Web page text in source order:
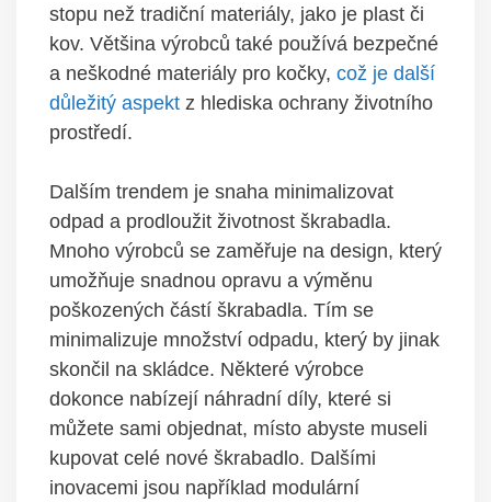
stopu než tradiční materiály, jako je plast či
kov. Většina výrobců také používá bezpečné
a neškodné materiály pro kočky, což je další
důležitý aspekt z hlediska ochrany životního
prostředí.
Dalším trendem je snaha minimalizovat
odpad a prodloužit životnost škrabadla.
Mnoho výrobců se zaměřuje na design, který
umožňuje snadnou opravu a výměnu
poškozených částí škrabadla. Tím se
minimalizuje množství odpadu, který by jinak
skončil na skládce. Některé výrobce
dokonce nabízejí náhradní díly, které si
můžete sami objednat, místo abyste museli
kupovat celé nové škrabadlo. Dalšími
inovacemi jsou například modulární